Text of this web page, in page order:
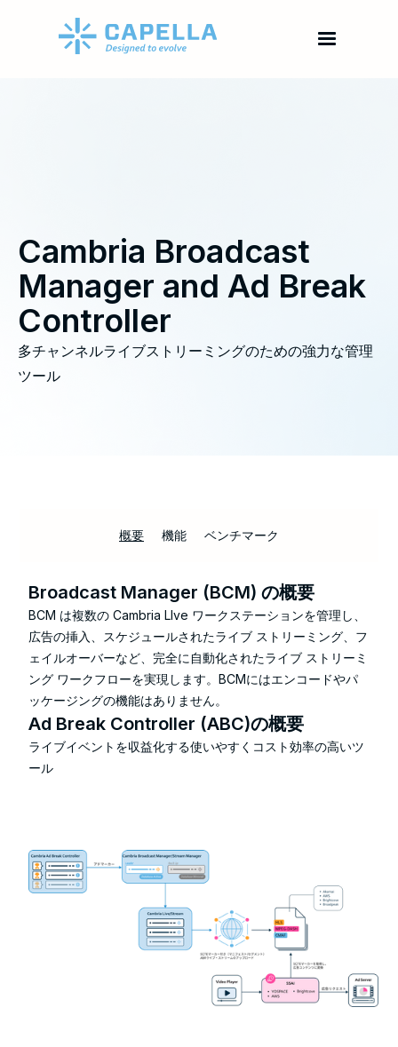
Cambria Broadcast
Manager and Ad Break
Controller
多チャンネルライブストリーミングのための強力な管理
ツール
概要 機能 ベンチマーク
Broadcast Manager (BCM) の概要
BCM は複数の Cambria LIve ワークステーションを管理し、
広告の挿入、スケジュールされたライブ ストリーミング、フ
ェイルオーバーなど、完全に自動化されたライブ ストリーミ
ング ワークフローを実現します。BCMにはエンコードやパ
ッケージングの機能はありません。
Ad Break Controller (ABC)の概要
ライブイベントを収益化する使いやすくコスト効率の高いツ
ール